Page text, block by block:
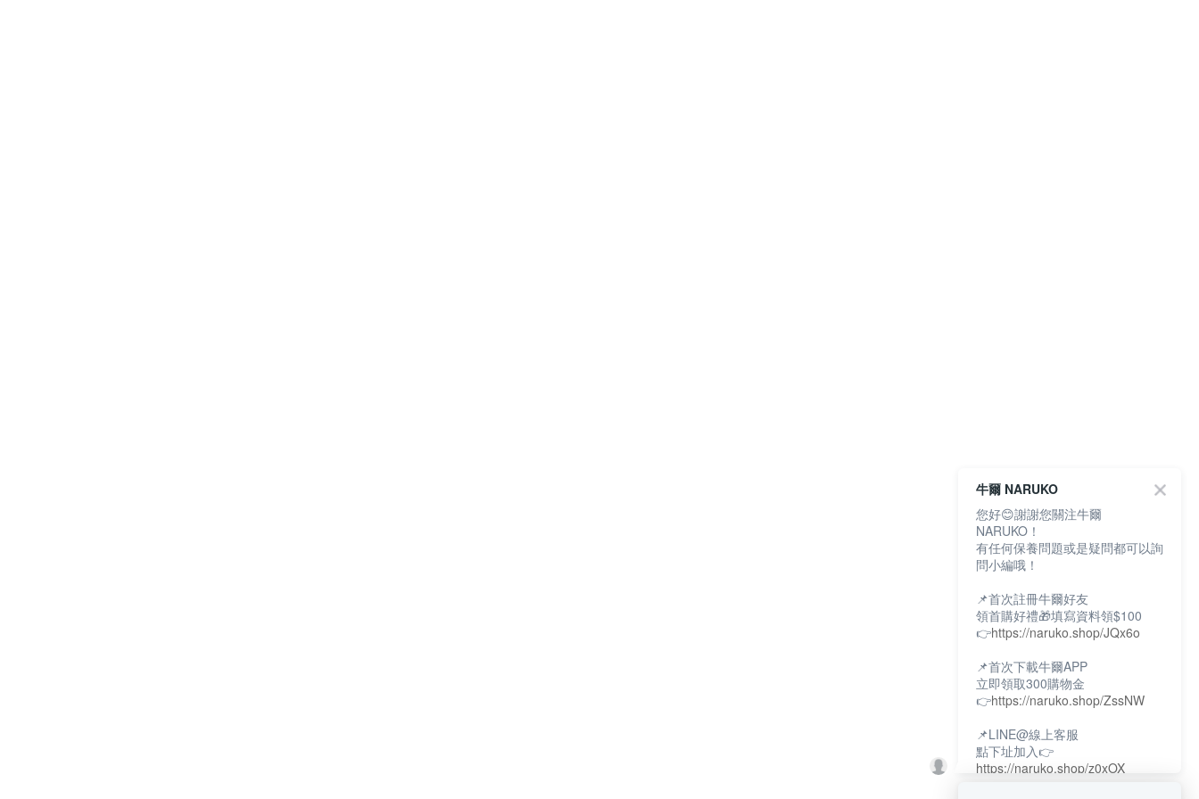
牛爾 NARUKO
您好😊謝謝您關注牛爾
NARUKO！
有任何保養問題或是疑問都可以詢
問小編哦！
📌首次註冊牛爾好友
領首購好禮🎁填寫資料領$100
👉https://naruko.shop/JQx6o
📌首次下載牛爾APP
立即領取300購物金
👉https://naruko.shop/ZssNW
📌LINE@線上客服
點下址加入👉
https://naruko.shop/z0xOX